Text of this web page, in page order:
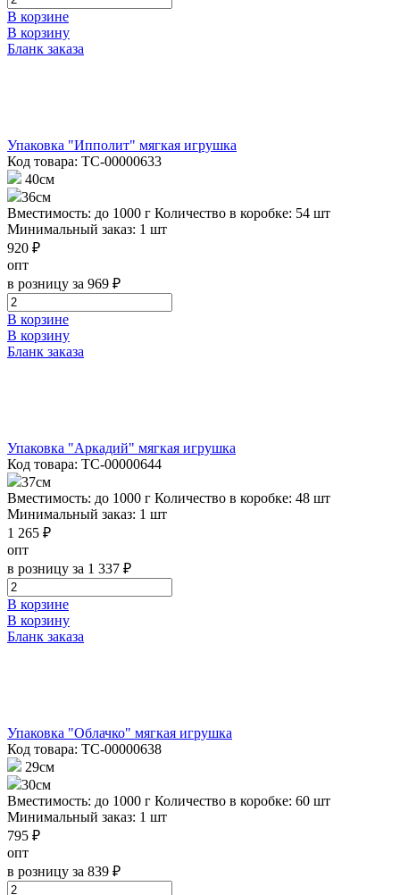
В корзине
В корзину
Бланк заказа
Упаковка "Ипполит" мягкая игрушка
Код товара: ТС-00000633
40см
36см
Вместимость: до 1000 г Количество в коробке: 54 шт
Минимальный заказ: 1 шт
920 ₽
опт
в розницу за 969 ₽
В корзине
В корзину
Бланк заказа
Упаковка "Аркадий" мягкая игрушка
Код товара: ТС-00000644
37см
Вместимость: до 1000 г Количество в коробке: 48 шт
Минимальный заказ: 1 шт
1 265 ₽
опт
в розницу за 1 337 ₽
В корзине
В корзину
Бланк заказа
Упаковка "Облачко" мягкая игрушка
Код товара: ТС-00000638
29см
30см
Вместимость: до 1000 г Количество в коробке: 60 шт
Минимальный заказ: 1 шт
795 ₽
опт
в розницу за 839 ₽